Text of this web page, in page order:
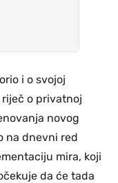
i o svojoj
o privatnoj
novog
na dnevni red
mira, koji
da će tada